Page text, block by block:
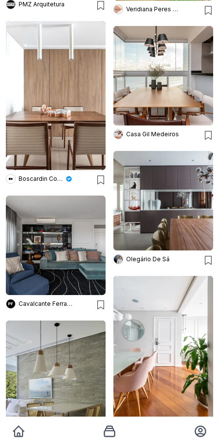
PMZ Arquitetura
Veridiana Peres Arquitetura
Boscardin Corsi Arquitetura
Casa Gil Medeiros
Olegário De Sá
Cavalcante Ferraz Arquitetura + Design